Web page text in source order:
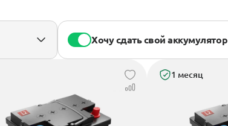
Хочу сдать свой аккумулятор
1 месяц